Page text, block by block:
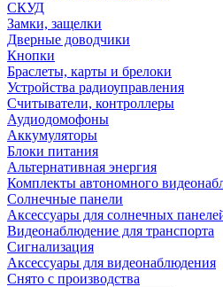
СКУД
Замки, защелки
Дверные доводчики
Кнопки
Браслеты, карты и брелоки
Устройства радиоуправления
Считыватели, контроллеры
Аудиодомофоны
Аккумуляторы
Блоки питания
Альтернативная энергия
Комплекты автономного
Солнечные панели
Аксессуары для солнечных
Видеонаблюдение для транспорта
Сигнализация
Аксессуары для видеонаблюдения
Снято с производства